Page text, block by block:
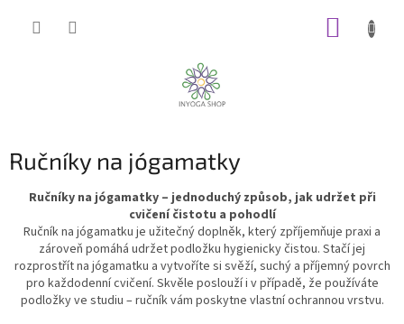
Ručníky na jógamatky
Ručníky na jógamatky – jednoduchý způsob, jak udržet při
cvičení čistotu a pohodlí
Ručník na jógamatku je užitečný doplněk, který zpříjemňuje praxi a
zároveň pomáhá udržet podložku hygienicky čistou. Stačí jej
rozprostřít na jógamatku a vytvoříte si svěží, suchý a příjemný povrch
pro každodenní cvičení. Skvěle poslouží i v případě, že používáte
podložky ve studiu – ručník vám poskytne vlastní ochrannou vrstvu.